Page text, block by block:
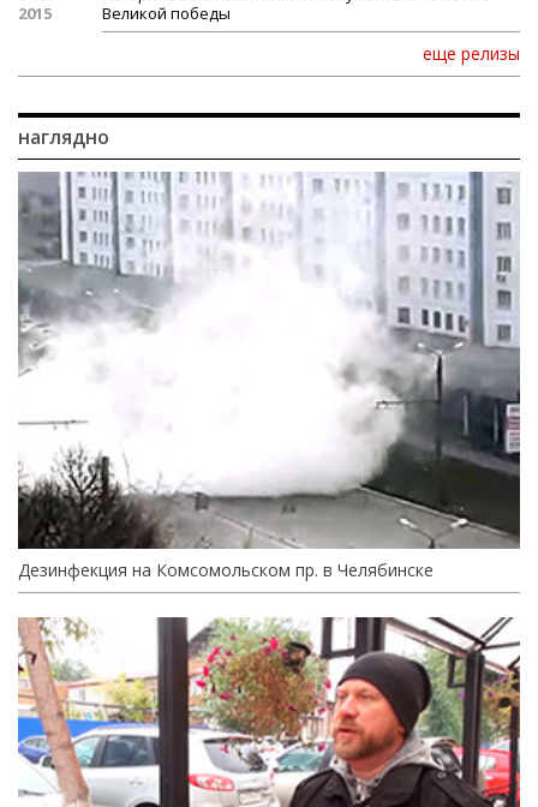
2015
Великой победы
еще релизы
наглядно
Дезинфекция на Комсомольском пр. в Челябинске